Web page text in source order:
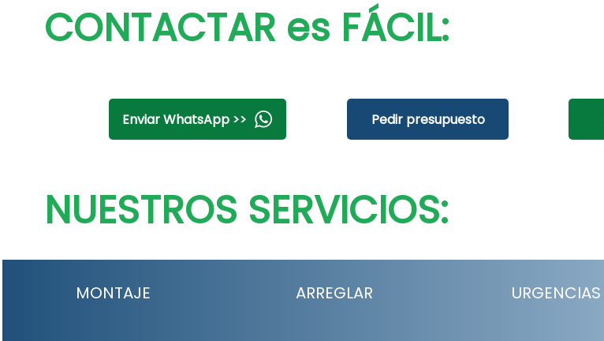
CONTACTAR es FÁCIL:
Enviar WhatsApp >> Pedir presupuesto
NUESTROS SERVICIOS:
MONTAJE ARREGLAR URGENCIAS